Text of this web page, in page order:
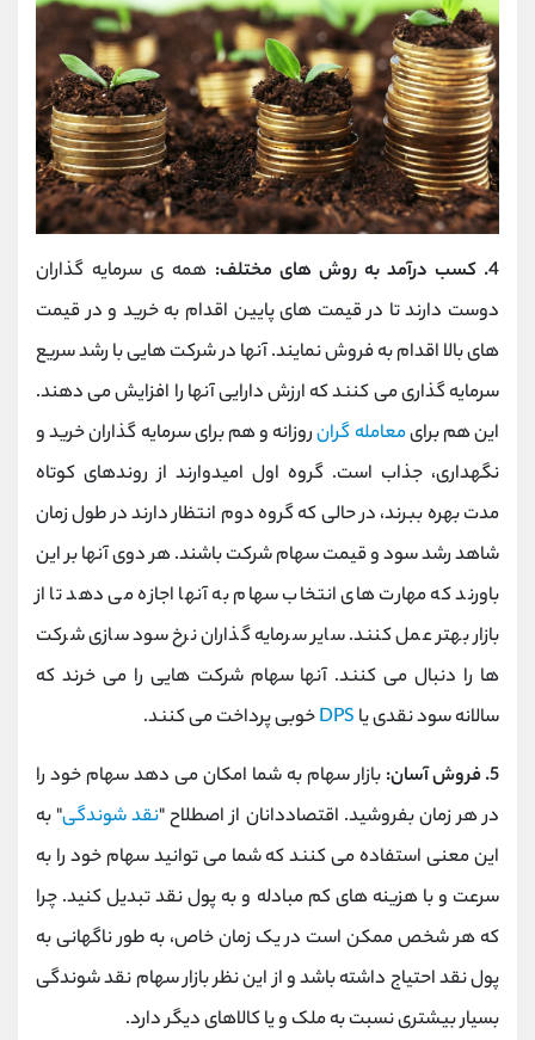
4. کسب درآمد به روش های مختلف:
همه ی سرمایه گذاران
دوست دارند تا در قیمت های پایین اقدام به خرید و در قیمت
های بالا اقدام به فروش نمایند. آنها در شرکت هایی با رشد سریع
سرمایه گذاری می کنند که ارزش دارایی آنها را افزایش می دهند.
این هم برایمعامله گرانروزانه و هم برای سرمایه گذاران خرید و
نگهداری، جذاب است. گروه اول امیدوارند از روندهای کوتاه
مدت بهره ببرند، در حالی که گروه دوم انتظار دارند در طول زمان
شاهد رشد سود و قیمت سهام شرکت باشند. هر دوی آنها بر این
باورند که مهارت های انتخاب سهام به آنها اجازه می دهد تا از
بازار بهتر عمل کنند. سایر سرمایه گذاران نرخ سود سازی شرکت
ها را دنبال می کنند. آنها سهام شرکت هایی را می خرند که
سالانه سود نقدی یا DPSخوبی پرداخت می کنند.
5. فروش آسان:
بازار سهام به شما امکان می دهد سهام خود را
در هر زمان بفروشید. اقتصاددانان از اصطلاح "نقد شوندگی" به
این معنی استفاده می کنند که شما می توانید سهام خود را به
سرعت و با هزینه های کم مبادله و به پول نقد تبدیل کنید. چرا
که هر شخص ممکن است در یک زمان خاص، به طور ناگهانی به
پول نقد احتیاج داشته باشد و از این نظر بازار سهام نقد شوندگی
بسیار بیشتری نسبت به ملک و یا کالاهای دیگر دارد.